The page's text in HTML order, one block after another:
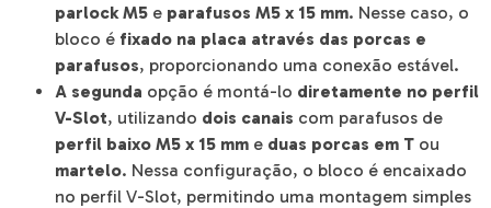
parlock M5 e parafusos M5 x 15 mm. Nesse caso, o
bloco é fixado na placa através das porcas e
parafusos, proporcionando uma conexão estável.
A segunda opção é montá-lo diretamente no perfil
V-Slot, utilizando dois canais com parafusos de
perfil baixo M5 x 15 mm e duas porcas em T ou
martelo. Nessa configuração, o bloco é encaixado
no perfil V-Slot, permitindo uma montagem simples